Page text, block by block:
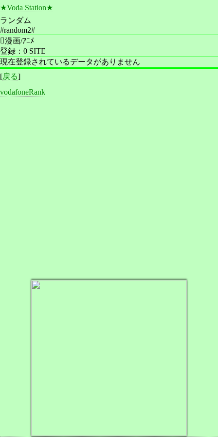
★Voda Station★
ランダム
#random2#
漫画/ｱﾆﾒ
登録：0 SITE
現在登録されているデータがありません
[戻る]
vodafoneRank